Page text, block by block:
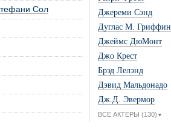
Сол
Джереми Сэнд
Дуглас М. Гриффин
Джеймс ДюМонт
Джо Крест
Брэд Лелэнд
Дэвид Мальдонадо
Дж.Д. Эвермор
ВСЕ АКТЕРЫ (130) ▼